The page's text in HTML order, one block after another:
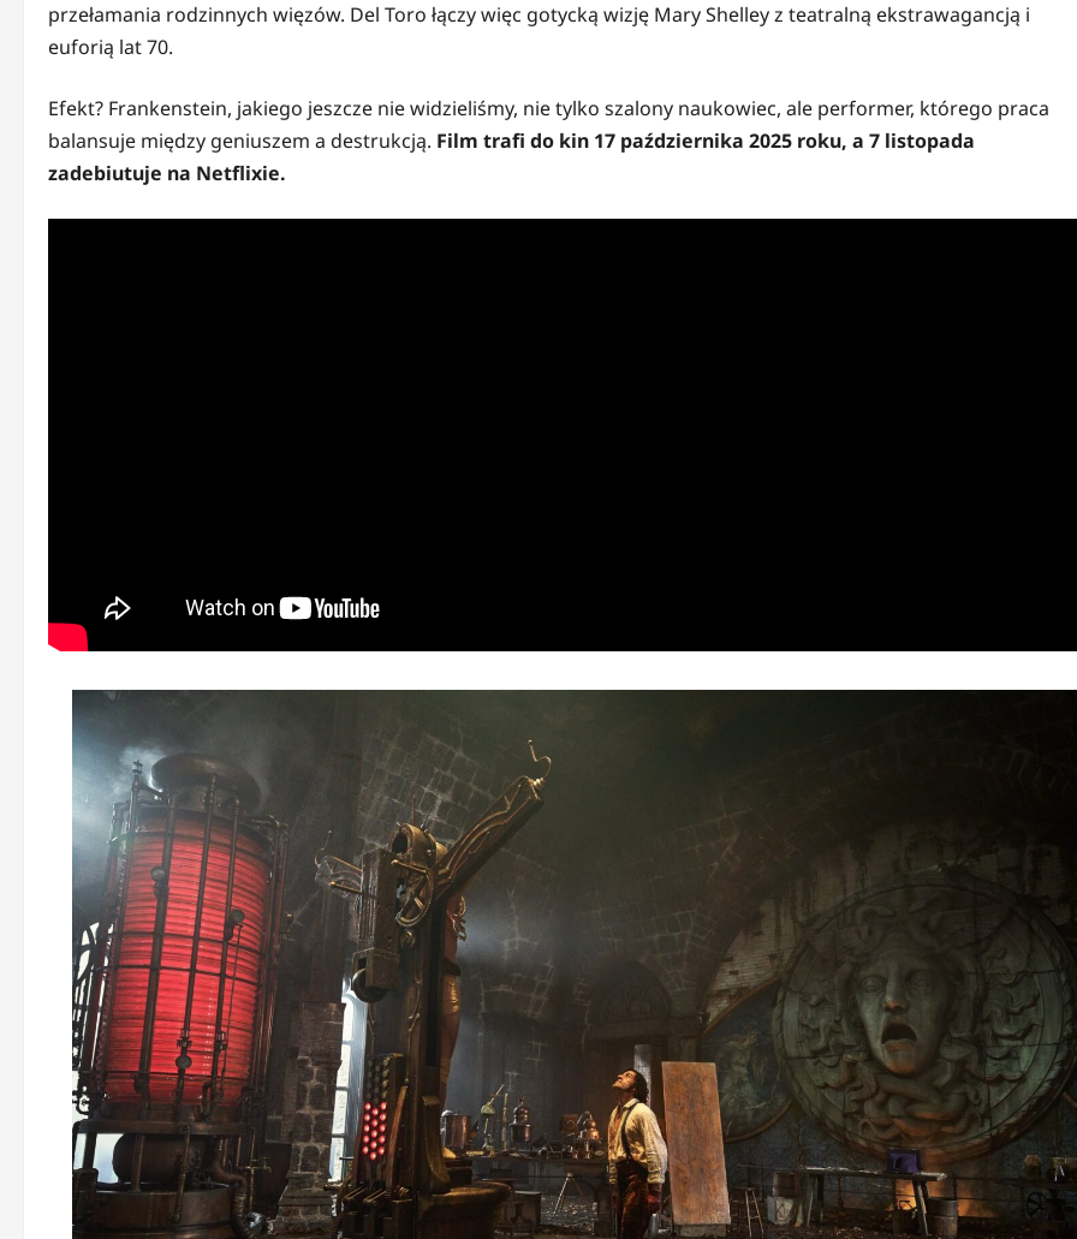
przełamania rodzinnych więzów. Del Toro łączy więc gotycką wizję Mary Shelley z teatralną ekstrawagancją i
euforią lat 70.
Efekt? Frankenstein, jakiego jeszcze nie widzieliśmy, nie tylko szalony naukowiec, ale performer, którego praca
balansuje między geniuszem a destrukcją. Film trafi do kin 17 października 2025 roku, a 7 listopada
zadebiutuje na Netflixie.